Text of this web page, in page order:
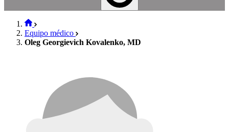
Equipo médico
Oleg Georgievich Kovalenko, MD